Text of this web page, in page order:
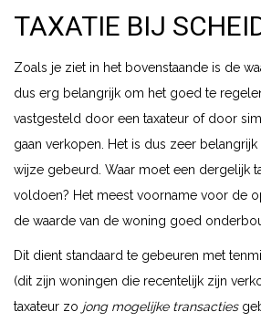
TAXATIE BIJ
Zoals je ziet in het bovenstaande is de
dus erg belangrijk om het goed te
vastgesteld door een taxateur of door
gaan verkopen. Het is dus zeer
wijze gebeurd. Waar moet een dergelijk
voldoen? Het meest voorname voor de
de waarde van de woning goed
Dit dient standaard te gebeuren met
(dit zijn woningen die recentelijk zijn
taxateur zo jong mogelijke transacties